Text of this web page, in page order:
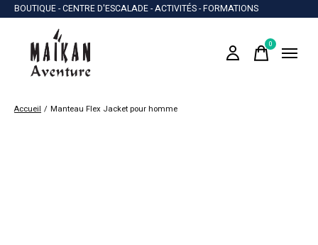
BOUTIQUE - CENTRE D'ESCALADE - ACTIVITÉS - FORMATIONS
0items
Accueil / Manteau Flex Jacket pour homme